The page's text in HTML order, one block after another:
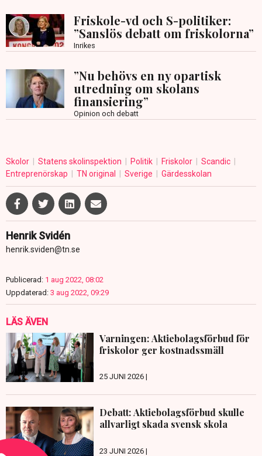
Friskole-vd och S-politiker:
”Sanslös debatt om friskolorna”
Inrikes
”Nu behövs en ny opartisk
utredning om skolans
finansiering”
Opinion och debatt
Skolor Statens skolinspektion Politik Friskolor
Scandic
Entreprenörskap
TN original Sverige Gärdesskolan
Henrik Svidén
henrik.sviden@tn.se
Publicerad: 1 aug 2022, 08:02
Uppdaterad: 3 aug 2022, 09:29
LÄS ÄVEN
Varningen: Aktiebolagsförbud för
friskolor ger kostnadssmäll
25 JUNI 2026 |
Debatt: Aktiebolagsförbud skulle
allvarligt skada svensk skola
23 JUNI 2026 |